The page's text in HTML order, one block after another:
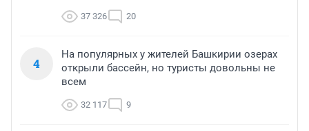
37 326 20
4
На популярных у жителей Башкирии озерах
открыли бассейн, но туристы довольны не
всем
32 117 9